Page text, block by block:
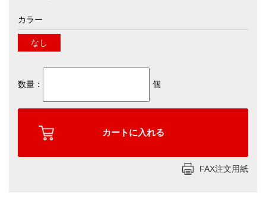
カラー
なし
数量： 個
FAX注文用紙